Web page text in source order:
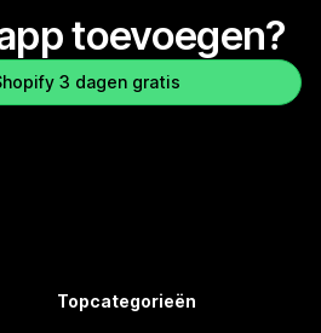
toevoegen?
3 dagen gratis
Topcategorieën